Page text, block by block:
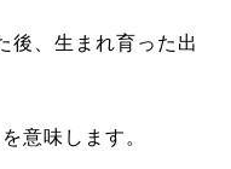
後、生まれ育った出
意味します。